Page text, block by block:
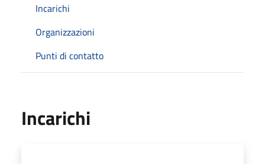
Incarichi
Organizzazioni
Punti di contatto
Incarichi